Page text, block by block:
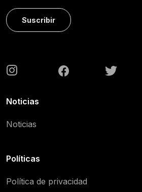
Suscribir
Noticias
Noticias
Políticas
Política de privacidad